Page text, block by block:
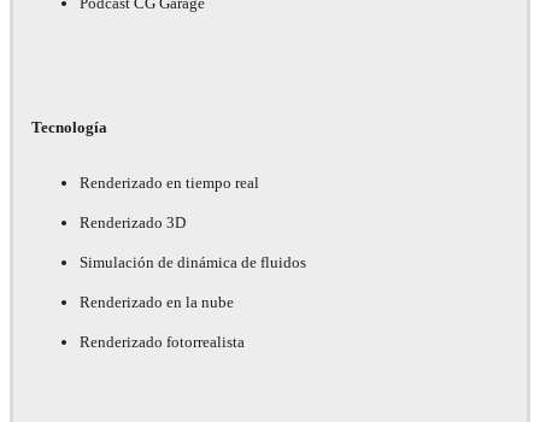
Tecnología
Renderizado en tiempo real
Renderizado 3D
Simulación de dinámica de fluidos
Renderizado en la nube
Renderizado fotorrealista